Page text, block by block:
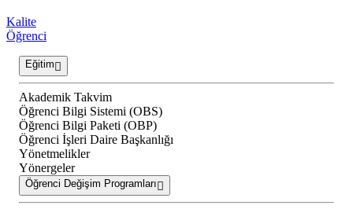
Kalite
Öğrenci
Eğitim
Akademik Takvim
Öğrenci Bilgi Sistemi (OBS)
Öğrenci Bilgi Paketi (OBP)
Öğrenci İşleri Daire Başkanlığı
Yönetmelikler
Yönergeler
Öğrenci Değişim Programları